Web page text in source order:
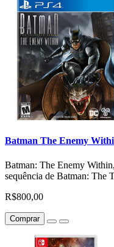
Batman The Enemy
Batman: The Enemy
sequência de Batman: The
R$800,00
Comprar